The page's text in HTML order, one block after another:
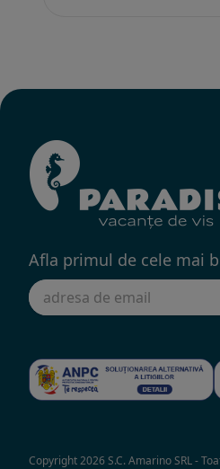
Afla primul de cele mai
Copyright 2026 S.C. Amarino SRL -